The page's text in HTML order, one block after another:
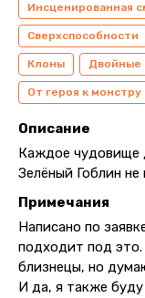
Инсценированная
Сверхспособности
Клоны Двойные
От героя к монстру
Описание
Каждое чудовище
Зелёный Гоблин не
Примечания
Написано по
подходит под
близнецы, но
И да, я также